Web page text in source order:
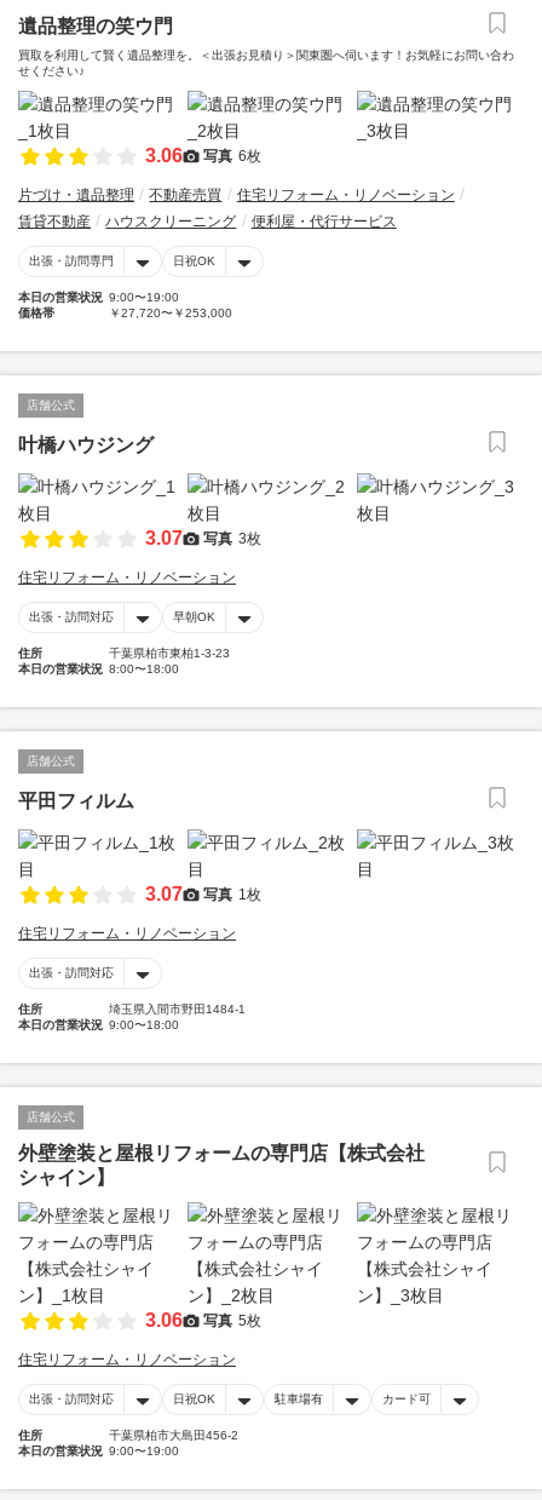
遺品整理の笑ウ門
買取を利用して賢く遺品整理を。＜出張お見積り＞関東圏へ伺います！お気軽にお問い合わ
せください♪
3.06 写真 6枚
片づけ・遺品整理 不動産売買
住宅リフォーム・リノベーション
賃貸不動産
ハウスクリーニング 便利屋・代行サービス
出張・訪問専門 日祝OK
本日の営業状況 9:00〜19:00
価格帯
￥27,720〜￥253,000
店舗公式
叶橋ハウジング
3.07 写真 3枚
住宅リフォーム・リノベーション
出張・訪問対応 早朝OK
住所
千葉県柏市東柏1-3-23
本日の営業状況 8:00〜18:00
店舗公式
平田フィルム
3.07 写真 1枚
住宅リフォーム・リノベーション
出張・訪問対応
住所
埼玉県入間市野田1484-1
本日の営業状況 9:00〜18:00
店舗公式
外壁塗装と屋根リフォームの専門店【株式会社
シャイン】
3.06 写真 5枚
住宅リフォーム・リノベーション
出張・訪問対応 日祝OK 駐車場有 カード可
住所
千葉県柏市大島田456-2
本日の営業状況 9:00〜19:00